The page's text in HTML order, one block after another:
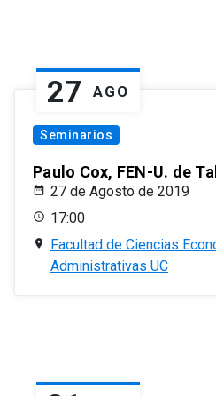
27 AGO
Seminarios
Paulo Cox, FEN-U. de
27 de Agosto de 2019
17:00
Facultad de Ciencias
Administrativas UC